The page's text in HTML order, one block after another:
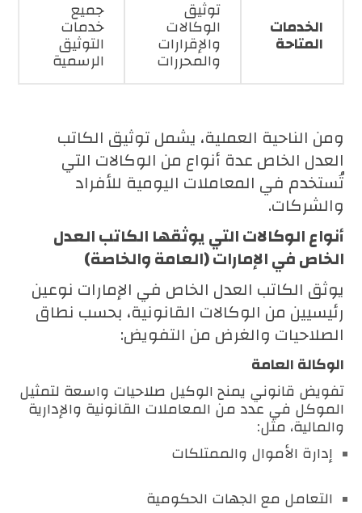
الخدمات
المتاحة
توثيق
الوكالات
والإقرارات
والمحررات
جميع
خدمات
التوثيق
الرسمية
ومن الناحية العملية، يشمل توثيق الكاتب
العدل الخاص عدة أنواع من الوكالات التي
تُستخدم في المعاملات اليومية للأفراد
والشركات.
أنواع الوكالات التي يوثقها الكاتب العدل
الخاص في الإمارات (العامة والخاصة)
يوثق الكاتب العدل الخاص في الإمارات نوعين
رئيسيين من الوكالات القانونية، بحسب نطاق
الصلاحيات والغرض من التفويض:
الوكالة العامة
تفويض قانوني يمنح الوكيل صلاحيات واسعة لتمثيل
الموكل في عدد من المعاملات القانونية والإدارية
والمالية، مثل:
إدارة الأموال والممتلكات
التعامل مع الجهات الحكومية